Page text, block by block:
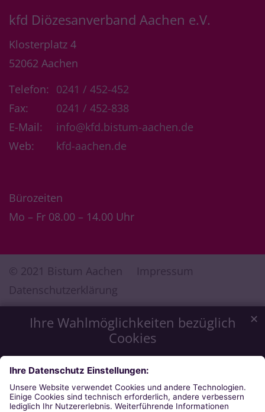
Ihre Wahlmöglichkeiten bezüglich
Cookies
Wir möchten Ihnen ein optimales Webseiten-Erlebnis zu
bieten. Dazu verwenden wir Cookies, die für das
Funktionieren unserer Website notwendig sind. Mit Ihrer
Zustimmung verwenden wir auch Cookies, die zur Anzeige
externer Inhalte oder zu anonymen Statistikzwecken genutzt
✕
kfd Diözesanverband Aachen e.V.
Klosterplatz 4
52062 Aachen
Telefon: 0241 / 452-452
Fax:
0241 / 452-838
E-Mail:
info@kfd.bistum-aachen.de
Web:
kfd-aachen.de
Bürozeiten
Mo – Fr 08.00 – 14.00 Uhr
© 2021 Bistum Aachen
Impressum
Datenschutzerklärung